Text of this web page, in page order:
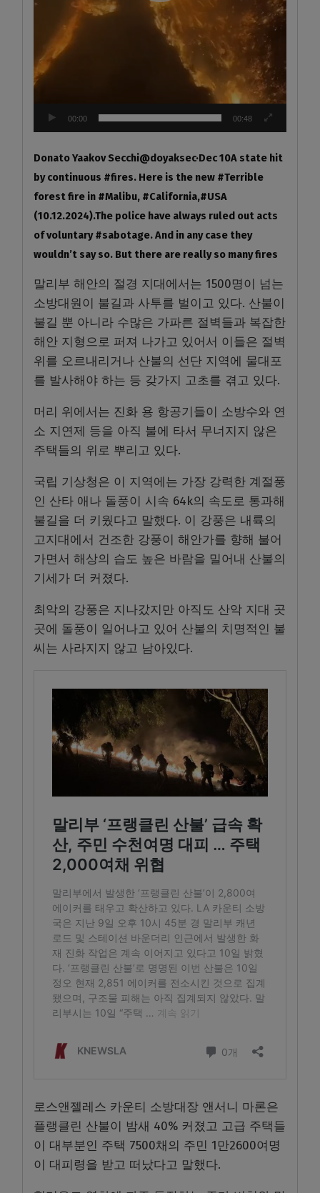
00:00 00:48
Donato Yaakov Secchi@doyaksec·Dec 10A state hit
by continuous #fires. Here is the new #Terrible
forest fire in #Malibu, #California,#USA
(10.12.2024).The police have always ruled out acts
of voluntary #sabotage. And in any case they
wouldn’t say so. But there are really so many fires
말리부 해안의 절경 지대에서는 1500명이 넘는
소방대원이 불길과 사투를 벌이고 있다. 산불이
불길 뿐 아니라 수많은 가파른 절벽들과 복잡한
해안 지형으로 퍼져 나가고 있어서 이들은 절벽
위를 오르내리거나 산불의 선단 지역에 물대포
를 발사해야 하는 등 갖가지 고초를 겪고 있다.
머리 위에서는 진화 용 항공기들이 소방수와 연
소 지연제 등을 아직 불에 타서 무너지지 않은
주택들의 위로 뿌리고 있다.
국립 기상청은 이 지역에는 가장 강력한 계절풍
인 산타 애나 돌풍이 시속 64k의 속도로 통과해
불길을 더 키웠다고 말했다. 이 강풍은 내륙의
고지대에서 건조한 강풍이 해안가를 향해 불어
가면서 해상의 습도 높은 바람을 밀어내 산불의
기세가 더 커졌다.
최악의 강풍은 지나갔지만 아직도 산악 지대 곳
곳에 돌풍이 일어나고 있어 산불의 치명적인 불
씨는 사라지지 않고 남아있다.
로스앤젤레스 카운티 소방대장 앤서니 마론은
플랭클린 산불이 밤새 40% 커졌고 고급 주택들
이 대부분인 주택 7500채의 주민 1만2600여명
이 대피령을 받고 떠났다고 말했다.